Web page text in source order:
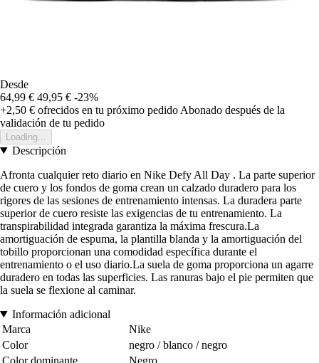
Desde
64,99 € 49,95 € -23%
+2,50 € ofrecidos en tu próximo pedido Abonado después de la
validación de tu pedido
Loading...
Descripción
Afronta cualquier reto diario en Nike Defy All Day . La parte superior
de cuero y los fondos de goma crean un calzado duradero para los
rigores de las sesiones de entrenamiento intensas. La duradera parte
superior de cuero resiste las exigencias de tu entrenamiento. La
transpirabilidad integrada garantiza la máxima frescura.La
amortiguación de espuma, la plantilla blanda y la amortiguación del
tobillo proporcionan una comodidad específica durante el
entrenamiento o el uso diario.La suela de goma proporciona un agarre
duradero en todas las superficies. Las ranuras bajo el pie permiten que
la suela se flexione al caminar.
Información adicional
Marca
Nike
Color
negro / blanco / negro
Color dominante
Negro